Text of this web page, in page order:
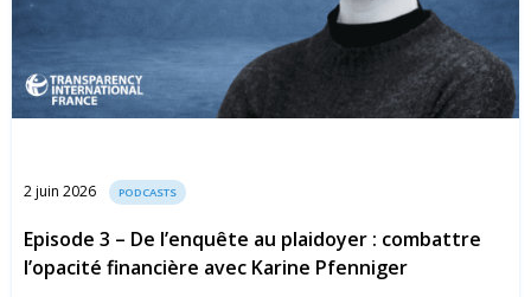
2 juin 2026 PODCASTS
Episode 3 – De l’enquête au plaidoyer : combattre
l’opacité financière avec Karine Pfenniger